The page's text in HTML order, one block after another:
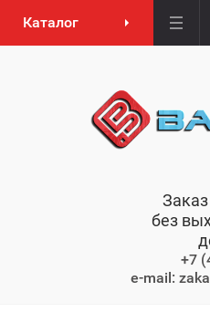
Каталог
без
+7
e-mail: